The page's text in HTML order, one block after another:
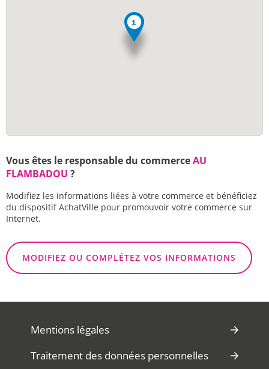
Vous êtes le responsable du commerceAU
FLAMBADOU ?
Modifiez les informations liées à votre commerce et bénéficiez
du dispositif AchatVille pour promouvoir votre commerce sur
Internet.
MODIFIEZ OU COMPLÉTEZ VOS INFORMATIONS
Mentions légales
Traitement des données personnelles